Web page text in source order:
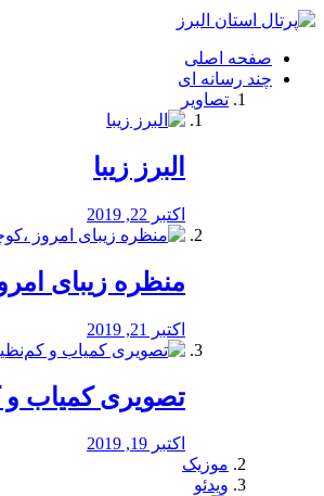
فصد
شرق
تهران
خشکشویی
صفحه اصلی
چند رسانه ای
تصاویر
البرز زیبا
اکتبر 22, 2019
منظره‌‌ زیبای
اکتبر 21, 2019
️تصویری کمیاب و
اکتبر 19, 2019
موزیک
ویدئو